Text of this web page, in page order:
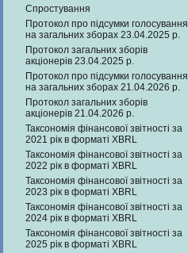
Спростування
Протокол про підсумки голосування
на загальних зборах 23.04.2025 р.
Протокол загальних зборів
акціонерів 23.04.2025 р.
Протокол про підсумки голосування
на загальних зборах 21.04.2026 р.
Протокол загальних зборів
акціонерів 21.04.2026 р.
Таксономія фінансової звітності за
2021 рік в форматі XBRL
Таксономія фінансової звітності за
2022 рік в форматі XBRL
Таксономія фінансової звітності за
2023 рік в форматі XBRL
Таксономія фінансової звітності за
2024 рік в форматі XBRL
Таксономія фінансової звітності за
2025 рік в форматі XBRL